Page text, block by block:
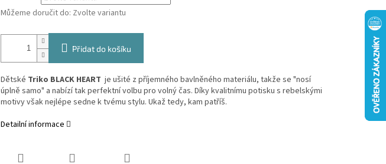
Můžeme doručit do: Zvolte variantu
Přidat do košíku
Dětské Triko BLACK HEART je ušité z příjemného bavlněného materiálu, takže se "nosí
úplně samo" a nabízí tak perfektní volbu pro volný čas. Díky kvalitnímu potisku s rebelskými
motivy však nejlépe sedne k tvému stylu. Ukaž tedy, kam patříš.
Detailní informace